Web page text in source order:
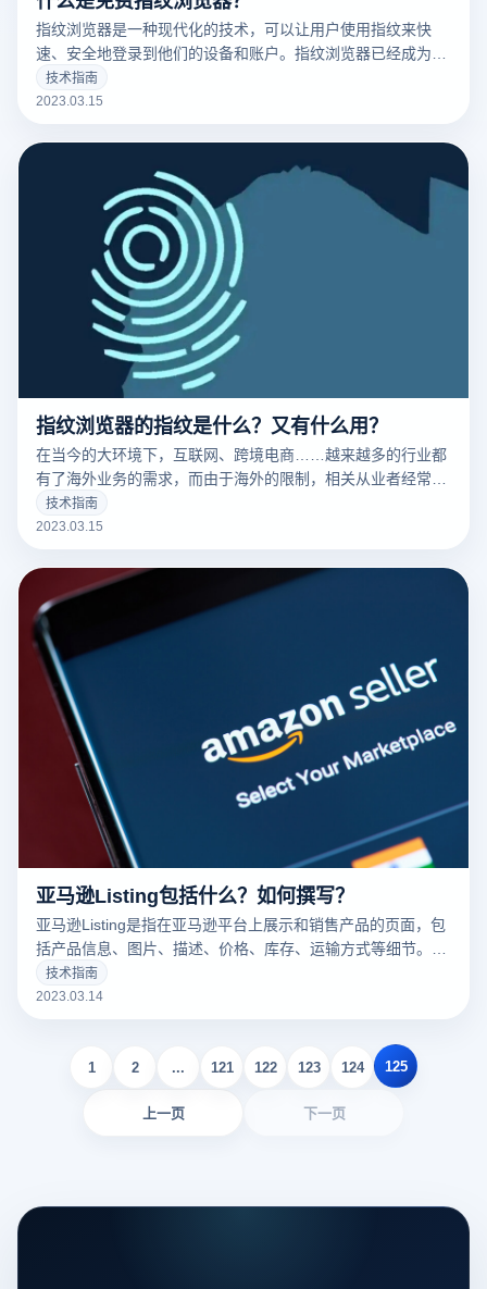
指纹浏览器是一种现代化的技术，可以让用户使用指纹来快
速、安全地登录到他们的设备和账户。指纹浏览器已经成为了
现代科技的标志之一，并且越来越多的人开始使用它。
技术指南
2023.03.15
指纹浏览器的指纹是什么？又有什么用？
在当今的大环境下，互联网、跨境电商……越来越多的行业都
有了海外业务的需求，而由于海外的限制，相关从业者经常要
针对不同的工作内容用到不同的IP，这时候便要用到指纹浏览
器。要清楚的了解什么是指纹浏览器之前，我们需要知道什么
很大的不同
技术指南
2023.03.15
亚马逊Listing包括什么？如何撰写？
亚马逊Listing是指在亚马逊平台上展示和销售产品的页面，包
括产品信息、图片、描述、价格、库存、运输方式等细节。一
个好的亚马逊Listing可以吸引更多的潜在买家，增加销量。以
下云登录指纹浏览器关于亚马逊Listing包括什么？如何撰写？
技术指南
2023.03.14
上一页
1 2 ... 121 122 123 124 125
下一页